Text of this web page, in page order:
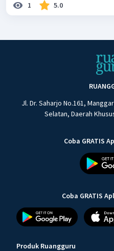
1 5.0
Jl. Dr. Saharjo No.161,
Selatan, Daerah
Coba GRATIS
Coba GRATIS
Produk Ruangguru